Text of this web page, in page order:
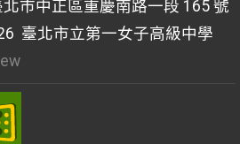
市中正區重慶南路一段 165 號
臺北市立第一女子高級中學